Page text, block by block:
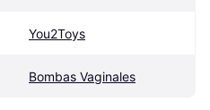
You2Toys
Bombas Vaginales